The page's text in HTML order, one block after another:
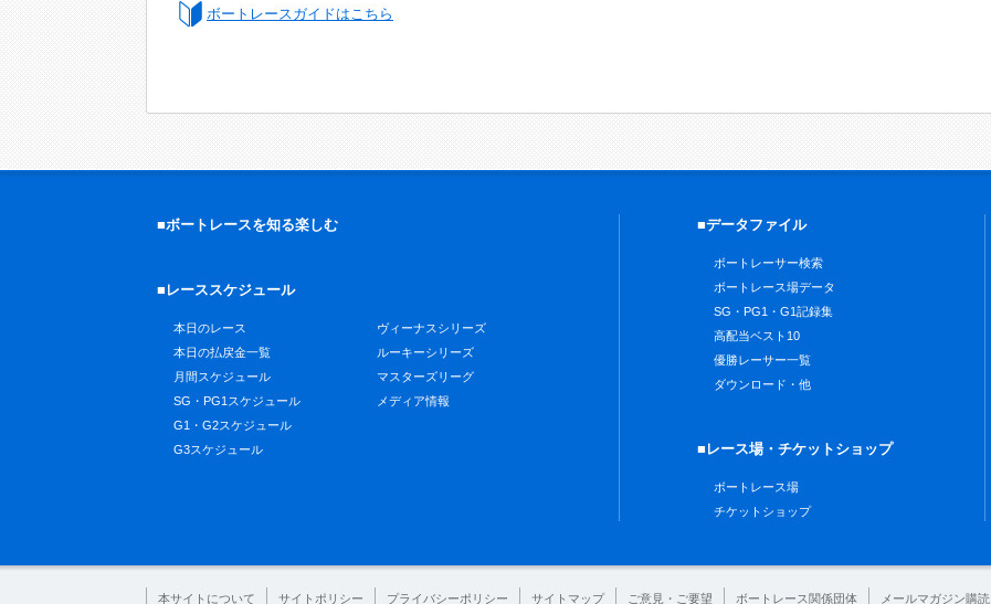
ボートレースガイドはこちら
■ボートレースを知る楽しむ
■レーススケジュール
本日のレース
本日の払戻金一覧
月間スケジュール
SG・PG1スケジュール
G1・G2スケジュール
G3スケジュール
ヴィーナスシリーズ
ルーキーシリーズ
マスターズリーグ
メディア情報
■データファイル
ボートレーサー検索
ボートレース場データ
SG・PG1・G1記録集
高配当ベスト10
優勝レーサー一覧
ダウンロード・他
■レース場・チケットショップ
ボートレース場
チケットショップ
本サイトについて サイトポリシー プライバシーポリシー サイトマップ ご意見・ご要望 ボートレース関係団体 メールマガジン購読